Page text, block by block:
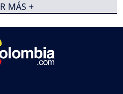
MÁS +